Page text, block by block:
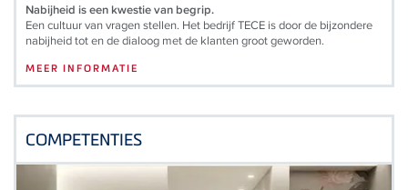
Nabijheid is een kwestie van begrip.
Een cultuur van vragen stellen. Het bedrijf TECE is door de bijzondere
nabijheid tot en de dialoog met de klanten groot geworden.
MEER INFORMATIE
COMPETENTIES